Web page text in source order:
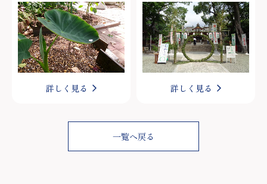
詳しく見る 詳しく見る
一覧へ戻る